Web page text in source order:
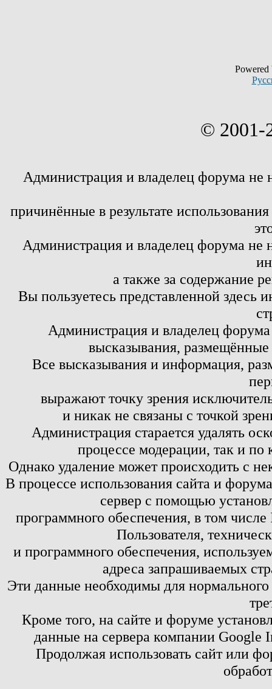
© 2001-
Администрация и владелец форума не
причинённые в результате
Администрация и владелец форума не
а также за содержание
Вы пользуетесь представленной здесь
Администрация и владелец
высказывания,
Все высказывания и информация,
выражают точку зрения
и никак не связаны с точкой
Администрация старается удалять
процессе модерации, так и по
Однако удаление может происходить с
В процессе использования сайта и
сервер с помощью
программного обеспечения, в том
Пользователя,
и программного обеспечения,
адреса запрашиваемых
Эти данные необходимы для
Кроме того, на сайте и форуме
данные на сервера компании
Продолжая использовать сайт или